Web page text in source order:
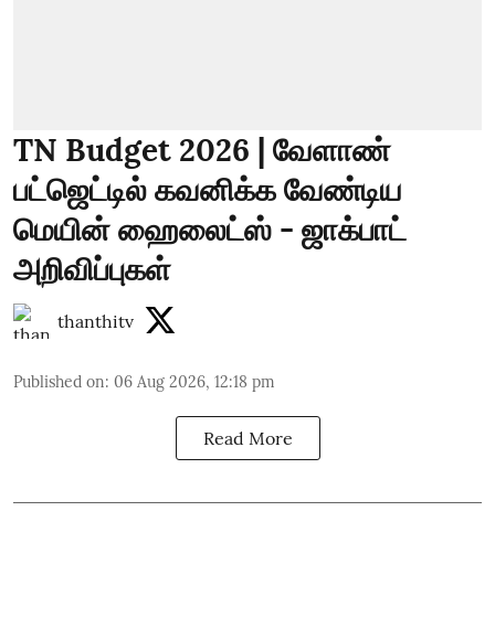
TN Budget 2026 | வேளாண்
பட்ஜெட்டில் கவனிக்க வேண்டிய
மெயின் ஹைலைட்ஸ் - ஜாக்பாட்
அறிவிப்புகள்
thanthitv
Published on: 06 Aug 2026, 12:18 pm
Read More